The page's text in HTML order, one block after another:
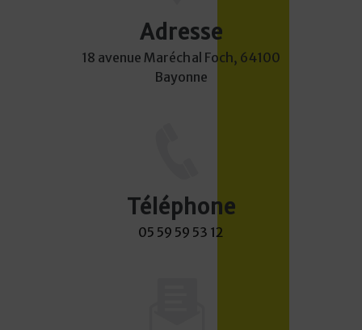
Adresse
18 avenue Maréchal Foch, 64100
Bayonne
Téléphone
05 59 59 53 12